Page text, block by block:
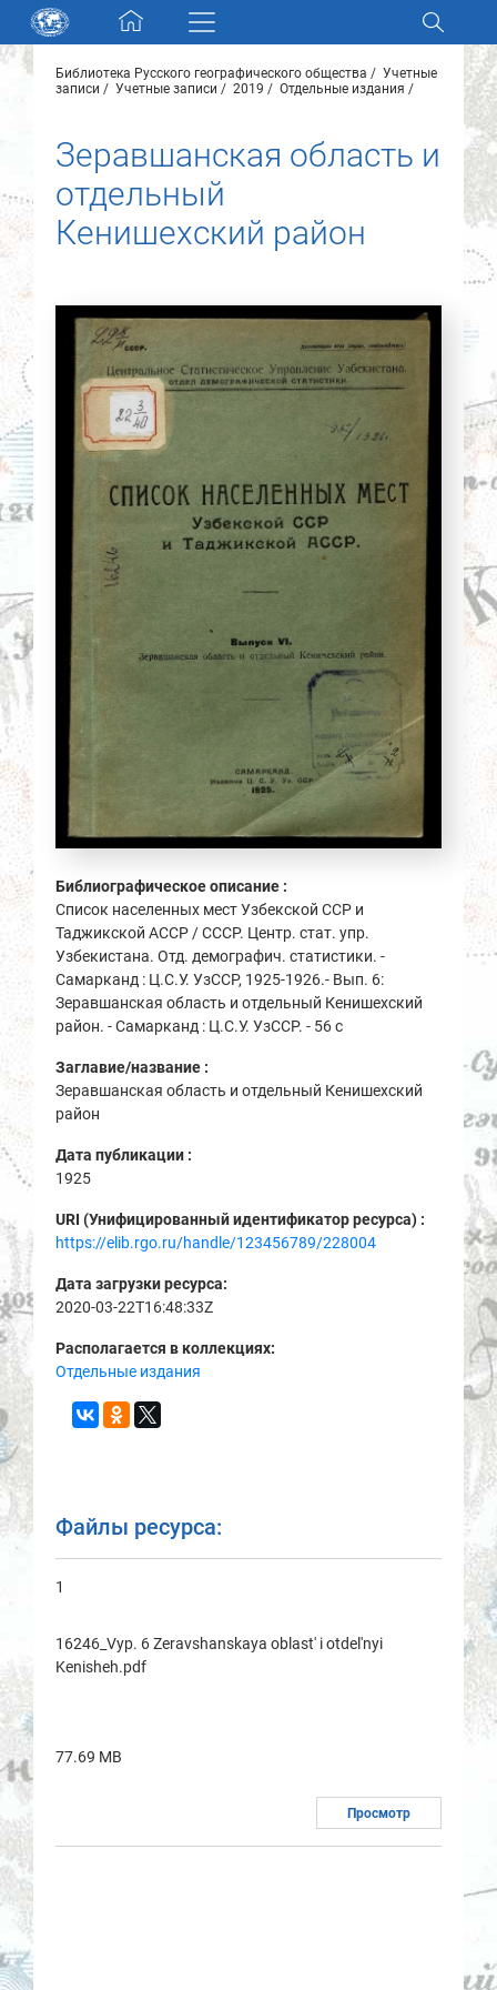
Skip navigation
Разделы и коллекции
Электронный каталог
Новости
О нас
Контакты
Партнеры
Библиотека Русского географического общества
Учетные
записи
Учетные записи 2019 Отдельные издания
Зеравшанская область и
отдельный
Кенишехский район
Библиографическое описание :
Список населенных мест Узбекской ССР и
Таджикской АССР / СССР. Центр. стат. упр.
Узбекистана. Отд. демографич. статистики. -
Самарканд : Ц.С.У. УзССР, 1925-1926.- Вып. 6:
Зеравшанская область и отдельный Кенишехский
район. - Самарканд : Ц.С.У. УзССР. - 56 с
Заглавие/название :
Зеравшанская область и отдельный Кенишехский
район
Дата публикации :
1925
URI (Унифицированный идентификатор ресурса) :
https://elib.rgo.ru/handle/123456789/228004
Дата загрузки ресурса:
2020-03-22T16:48:33Z
Располагается в коллекциях:
Отдельные издания
Файлы ресурса:
1
16246_Vyp. 6 Zeravshanskaya oblast' i otdel'nyi
Kenisheh.pdf
77.69 MB
Просмотр